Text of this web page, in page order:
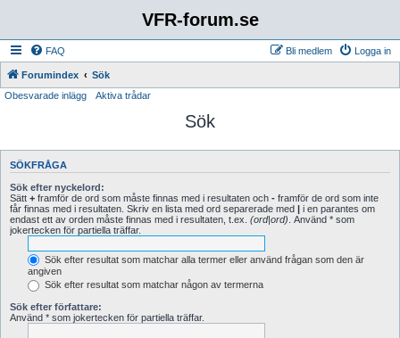
VFR-forum.se
FAQ Logga in
Bli medlem
Forumindex
Sök
Obesvarade inlägg
Aktiva trådar
Sök
SÖKFRÅGA
Sök efter nyckelord:
Sätt + framför de ord som måste finnas med i resultaten och - framför de ord som inte
får finnas med i resultaten. Skriv en lista med ord separerade med | i en parantes om
endast ett av orden måste finnas med i resultaten, t.ex. (ord|ord) . Använd * som
jokertecken för partiella träffar.
Sök efter resultat som matchar alla termer eller använd frågan som den är
angiven
Sök efter resultat som matchar någon av termerna
Sök efter författare:
Använd * som jokertecken för partiella träffar.